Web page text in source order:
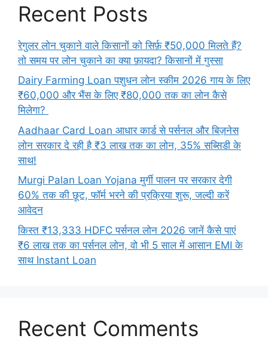
Recent Posts
रेगुलर लोन चुकाने वाले किसानों को सिर्फ़ ₹50,000 मिलते हैं?
तो समय पर लोन चुकाने का क्या फ़ायदा? किसानों में गुस्सा
Dairy Farming Loan पशुधन लोन स्कीम 2026 गाय के लिए
₹60,000 और भैंस के लिए ₹80,000 तक का लोन कैसे
मिलेगा?
Aadhaar Card Loan आधार कार्ड से पर्सनल और बिज़नेस
लोन सरकार दे रही है ₹3 लाख तक का लोन, 35% सब्सिडी के
साथ!
Murgi Palan Loan Yojana मुर्गी पालन पर सरकार देगी
60% तक की छूट, फॉर्म भरने की प्रक्रिया शुरू, जल्दी करें
आवेदन
किस्त ₹13,333 HDFC पर्सनल लोन 2026 जानें कैसे पाएं
₹6 लाख तक का पर्सनल लोन, वो भी 5 साल में आसान EMI के
साथ Instant Loan
Recent Comments